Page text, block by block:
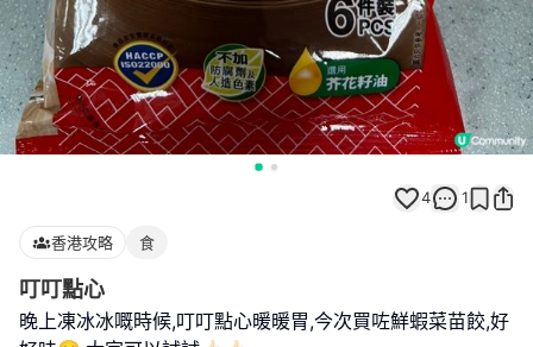
4 1
香港攻略 食
叮叮點心
晚上凍冰冰嘅時候,叮叮點心暖暖胃,今次買咗鮮蝦菜苗餃,好